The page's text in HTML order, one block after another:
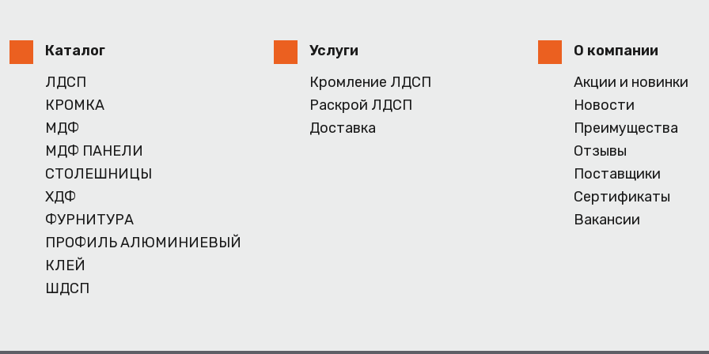
Каталог
ЛДСП
КРОМКА
МДФ
МДФ ПАНЕЛИ
СТОЛЕШНИЦЫ
ХДФ
ФУРНИТУРА
ПРОФИЛЬ АЛЮМИНИЕВЫЙ
КЛЕЙ
ШДСП
Услуги
Кромление ЛДСП
Раскрой ЛДСП
Доставка
О компании
Акции и новинки
Новости
Преимущества
Отзывы
Поставщики
Сертификаты
Вакансии